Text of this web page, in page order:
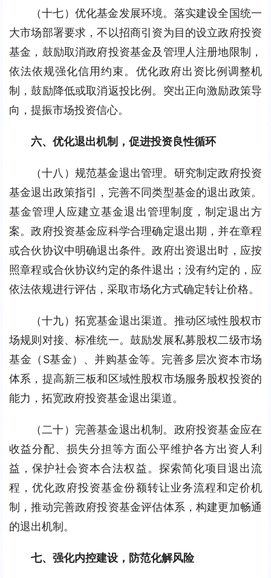
（十七）优化基金发展环境。落实建设全国统一
大市场部署要求，不以招商引资为目的设立政府投资
基金，鼓励取消政府投资基金及管理人注册地限制，
依法依规强化信用约束。优化政府出资比例调整机
制，鼓励降低或取消返投比例。突出正向激励政策导
向，提振市场投资信心。
六、优化退出机制，促进投资良性循环
（十八）规范基金退出管理。研究制定政府投资
基金退出政策指引，完善不同类型基金的退出政策。
基金管理人应建立基金退出管理制度，制定退出方
案。政府投资基金应科学合理确定退出期，并在章程
或合伙协议中明确退出条件。政府出资退出时，应按
照章程或合伙协议约定的条件退出；没有约定的，应
依法依规进行评估，采取市场化方式确定转让价格。
（十九）拓宽基金退出渠道。推动区域性股权市
场规则对接、标准统一。鼓励发展私募股权二级市场
基金（S基金）、并购基金等。完善多层次资本市场
体系，提高新三板和区域性股权市场服务股权投资的
能力，拓宽政府投资基金退出渠道。
（二十）完善基金退出机制。政府投资基金应在
收益分配、损失分担等方面公平维护各方出资人利
益，保护社会资本合法权益。探索简化项目退出流
程，优化政府投资基金份额转让业务流程和定价机
制，推动完善政府投资基金评估体系，构建更加畅通
的退出机制。
七、强化内控建设，防范化解风险